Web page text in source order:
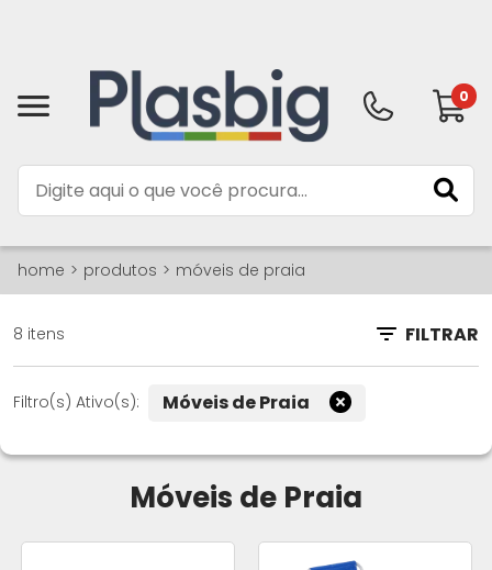
0
home produtos móveis de praia
8 itens FILTRAR
Filtro(s) Ativo(s): Móveis de Praia
Móveis de Praia